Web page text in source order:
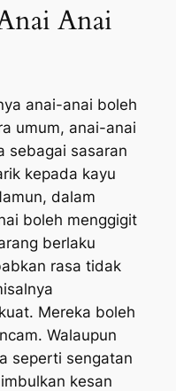
Anai
anai-anai boleh
umum, anai-anai
sebagai sasaran
kepada kayu
dalam
boleh menggigit
berlaku
rasa tidak
Mereka boleh
Walaupun
seperti sengatan
kesan